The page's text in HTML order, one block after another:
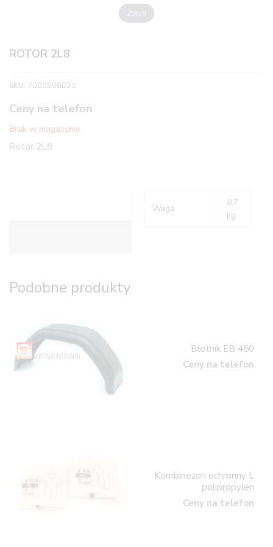
Zoom
ROTOR 2L8
SKU: 7000508021
Ceny na telefon
Brak w magazynie
Rotor 2L8
Waga
8,7
kg
Podobne produkty
Błotnik EB 450
Ceny na telefon
Kombinezon ochronny L
polipropylen
Ceny na telefon